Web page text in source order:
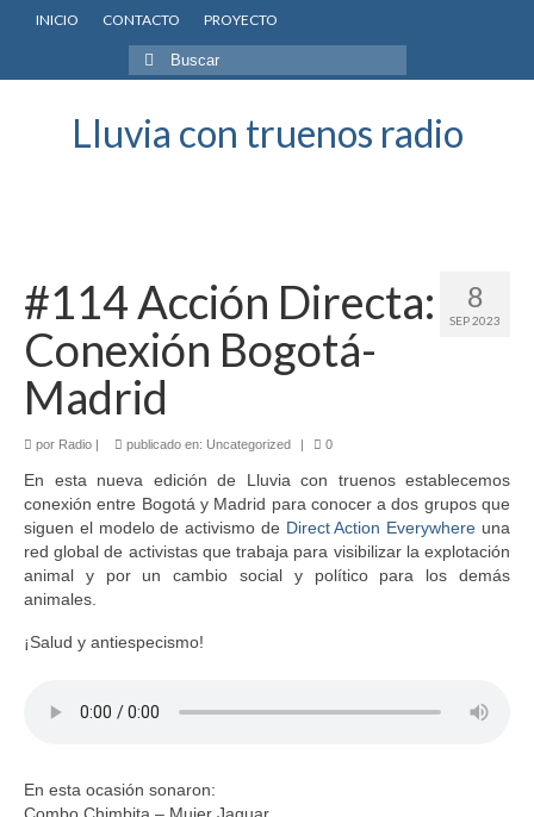
INICIO CONTACTO PROYECTO
Buscar
por:
Lluvia con truenos radio
8
SEP 2023
#114 Acción Directa:
Conexión Bogotá-
Madrid
por Radio | publicado en: Uncategorized | 0
En esta nueva edición de Lluvia con truenos establecemos
conexión entre Bogotá y Madrid para conocer a dos grupos que
siguen el modelo de activismo de Direct Action Everywhere una
red global de activistas que trabaja para visibilizar la explotación
animal y por un cambio social y político para los demás
animales.
¡Salud y antiespecismo!
En esta ocasión sonaron:
Combo Chimbita – Mujer Jaguar.